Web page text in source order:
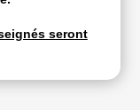
seront